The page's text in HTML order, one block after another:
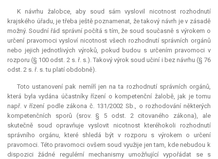
K návrhu žalobce, aby soud sám vyslovil nicotnost rozhodnutí
krajského úřadu, je třeba ještě poznamenat, že takový návrh je v zásadě
možný. Soudní řád správní počítá s tím, že soud současně s výrokem o
určení pravomoci vysloví nicotnost všech rozhodnutí správních orgánů
nebo jejich jednotlivých výroků, pokud budou s určením pravomoci v
rozporu (§ 100 odst. 2 s. ř. s.). Takový výrok soud učiní i bez návrhu (§ 76
odst. 2 s. ř. s. tu platí obdobně).
Toto ustanovení pak nemíří jen na ta rozhodnutí správních orgánů,
která byla vydána účastníky řízení o kompetenční žalobě, jak je tomu
např. v řízení podle zákona č. 131/2002 Sb., o rozhodování některých
kompetenčních sporů (srov. § 5 odst. 2 citovaného zákona), ale
skutečně soud opravňuje vyslovit nicotnost kteréhokoli rozhodnutí
správního orgánu, které shledá být v rozporu s výrokem o určení
pravomoci. Této pravomoci ovšem soud využije jen tam, kde nebudou k
dispozici žádné regulérní mechanismy umožňující vypořádat se s